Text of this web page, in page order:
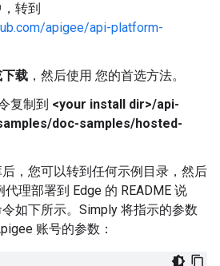
转到
apigee/api-platform-
载 ，然后使用 您的首选方法。
复制到 <your install dir>/api-
doc-samples/hosted-
，您可以转到任何示例目录，然后
代理部署到 Edge 的 README 说
如下所示。Simply 将指示的参数
账号的参数：